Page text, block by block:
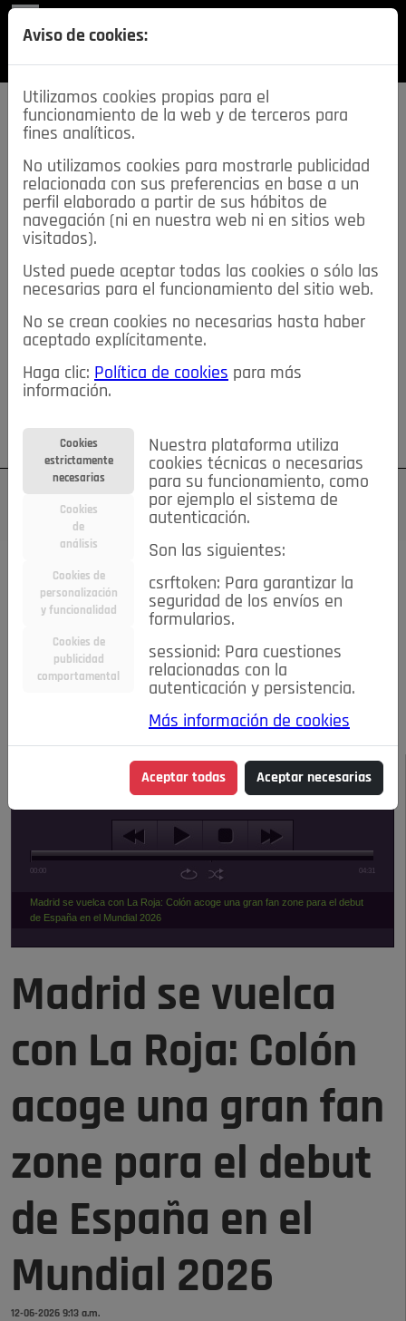
SECCIONES
descarga esta
REVISTA
≡NOTICIAS
NOTICIAS SERVICIOS DE INTERÉS
TABLÓN DE ANUNCIOS MIS ANUNCIOS CONTACTO
NOSOTROS
Su cuenta Regístrese ¿Olvidó su contraseña?
Todas las noticias..
#TePrestoMisOjos Caridad
Ciencia&Tecnología
Economía
Entretenimiento
Estilo de Vida
Internacional
Madrid Opinión IN
Pozuelo de Alarcón
Salud 🔴 En Directo
NOTICIAS
Escucha el audio de esta noticia:
00:00 04:31
Madrid se vuelca con La Roja: Colón acoge una gran fan zone para el debut
de España en el Mundial 2026
Madrid se vuelca
con La Roja: Colón
acoge una gran fan
zone para el debut
de España en el
Mundial 2026
12-06-2026 9:13 a.m.
Aviso de cookies:
Utilizamos cookies propias para el
funcionamiento de la web y de terceros para
fines analíticos.
No utilizamos cookies para mostrarle publicidad
relacionada con sus preferencias en base a un
perfil elaborado a partir de sus hábitos de
navegación (ni en nuestra web ni en sitios web
visitados).
Usted puede aceptar todas las cookies o sólo las
necesarias para el funcionamiento del sitio web.
No se crean cookies no necesarias hasta haber
aceptado explícitamente.
Haga clic: Política de cookies para más
información.
Cookies
estrictamente
necesarias
Cookies
de
análisis
Cookies de
personalización
y funcionalidad
Cookies de
publicidad
comportamental
Nuestra plataforma utiliza
cookies técnicas o necesarias
para su funcionamiento, como
por ejemplo el sistema de
autenticación.
Son las siguientes:
csrftoken: Para garantizar la
seguridad de los envíos en
formularios.
sessionid: Para cuestiones
relacionadas con la
autenticación y persistencia.
Más información de cookies
Aceptar todas Aceptar necesarias